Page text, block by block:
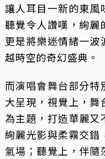
讓人耳目一新的東風
聽覺令人讚嘆，絢麗
更是將樂迷情緒一波
越時空的奇幻盛典。
而演唱會舞台部分特
大呈現，視覺上，舞
為主題，打造華麗又
絢麗光影與柔霧交錯
氣場；聽覺上，伴